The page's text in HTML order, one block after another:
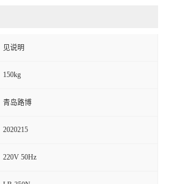
见说明
150kg
青岛路博
2020215
220V 50Hz